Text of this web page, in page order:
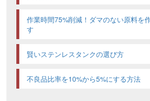
作業時間75%削減！ダマのない原料を
す
賢いステンレスタンクの選び方
不良品比率を10%から5%にする方法